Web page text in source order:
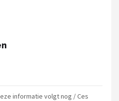
informatie volgt nog / Ces